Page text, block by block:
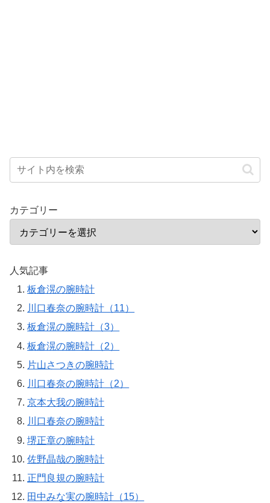
カテゴリー
人気記事
板倉滉の腕時計
川口春奈の腕時計（11）
板倉滉の腕時計（3）
板倉滉の腕時計（2）
片山さつきの腕時計
川口春奈の腕時計（2）
京本大我の腕時計
川口春奈の腕時計
堺正章の腕時計
佐野晶哉の腕時計
正門良規の腕時計
田中みな実の腕時計（15）